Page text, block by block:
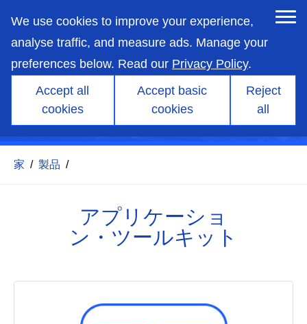
We use cookies to improve your experience,
analyse traffic, and measure ads. Manage your
preferences below. Read our Privacy Policy.
Accept all
cookies
Accept basic
cookies
Reject
all
main
content
アプリケーション・ツールキ
ット
家 / 製品 /
アプリケーショ
ン・ツールキット